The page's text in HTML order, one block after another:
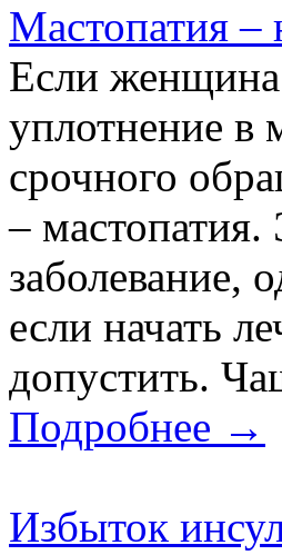
Мастопатия –
Если
уплотнение в
срочного
– мастопатия.
заболевание,
если начать
допустить.
Подробнее →
Избыток